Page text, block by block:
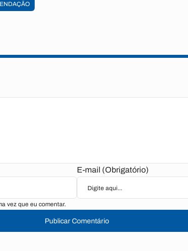
E-mail (Obrigatório)
vez que eu comentar.
Publicar Comentário